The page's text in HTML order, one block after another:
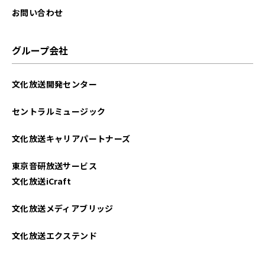
2025年06月
2025年01月
2024年12月
お問い合わせ
グループ会社
文化放送開発センター
セントラルミュージック
文化放送キャリアパートナーズ
東京音研放送サービス
文化放送iCraft
文化放送メディアブリッジ
文化放送エクステンド